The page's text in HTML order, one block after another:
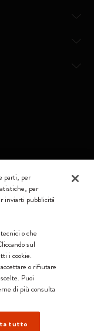
– 20144 Milano -
1945400 - Cap.
parti, per
per
inviarti pubblicità
o che
sul
i cookie.
o rifiutare
Puoi
di più consulta
tutto